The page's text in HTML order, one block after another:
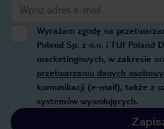
Wyrażam zgodę na
Poland Sp. z o.o. i TUI Poland
marketingowych, w zakresie
przetwarzaniu danych
komunikacji (e-mail), także z
systemów wywołujących.